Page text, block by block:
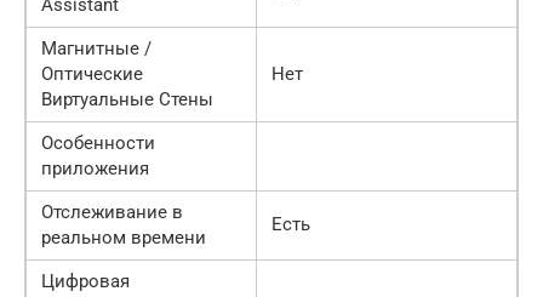
Магнитные /
Оптические
Виртуальные Стены
Нет
Особенности
приложения
Отслеживание в
реальном времени
Есть
Цифровая